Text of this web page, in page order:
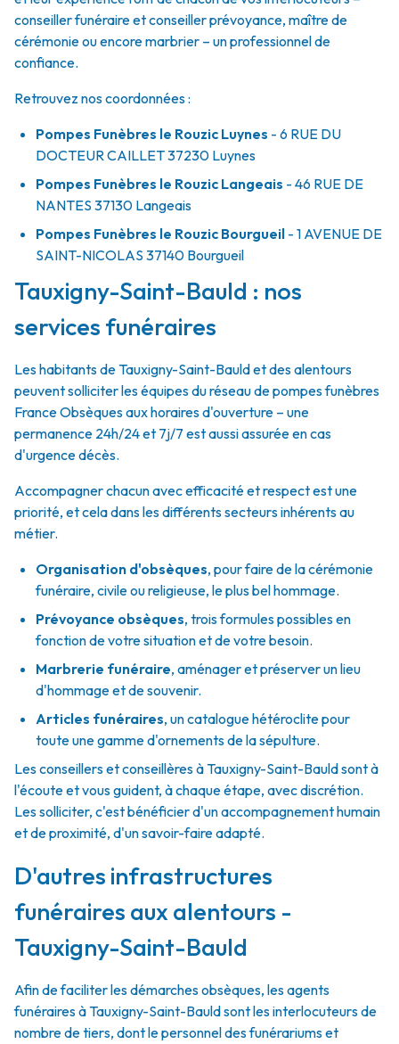
conseiller funéraire et conseiller prévoyance, maître de
cérémonie ou encore marbrier – un professionnel de
confiance.
Retrouvez nos coordonnées :
Pompes Funèbres le Rouzic Luynes - 6 RUE DU
DOCTEUR CAILLET37230 Luynes
Pompes Funèbres le Rouzic Langeais - 46 RUE DE
NANTES 37130 Langeais
Pompes Funèbres le Rouzic Bourgueil - 1 AVENUE DE
SAINT-NICOLAS 37140 Bourgueil
Tauxigny-Saint-Bauld : nos
services funéraires
Les habitants de Tauxigny-Saint-Bauld et des alentours
peuvent solliciter les équipes du réseau de pompes funèbres
France Obsèques aux horaires d'ouverture – une
permanence 24h/24 et 7j/7 est aussi assurée en cas
d'urgence décès.
Accompagner chacun avec efficacité et respect est une
priorité, et cela dans les différents secteurs inhérents au
métier.
Organisation d'obsèques, pour faire de la cérémonie
funéraire, civile ou religieuse, le plus bel hommage.
Prévoyance obsèques, trois formules possibles en
fonction de votre situation et de votre besoin.
Marbrerie funéraire, aménager et préserver un lieu
d'hommage et de souvenir.
Articles funéraires, un catalogue hétéroclite pour
toute une gamme d'ornements de la sépulture.
Les conseillers et conseillères à Tauxigny-Saint-Bauld sont à
l'écoute et vous guident, à chaque étape, avec discrétion.
Les solliciter, c'est bénéficier d'un accompagnement humain
et de proximité, d'un savoir-faire adapté.
D'autres infrastructures
funéraires aux alentours -
Tauxigny-Saint-Bauld
Afin de faciliter les démarches obsèques, les agents
funéraires à Tauxigny-Saint-Bauld sont les interlocuteurs de
nombre de tiers, dont le personnel des funérariums et